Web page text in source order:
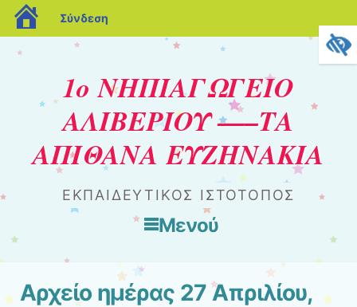
blogs.sch.gr
Σύνδεση
1ο ΝΗΠΙΑΓΩΓΕΙΟ
ΑΛΙΒΕΡΙΟΥ —–ΤΑ
ΑΠΙΘΑΝΑ ΕΥΖΗΝΑΚΙΑ
ΕΚΠΑΙΔΕΥΤΙΚΟΣ ΙΣΤΟΤΟΠΟΣ
Μενού
Αρχείο ημέρας 27 Απριλίου,